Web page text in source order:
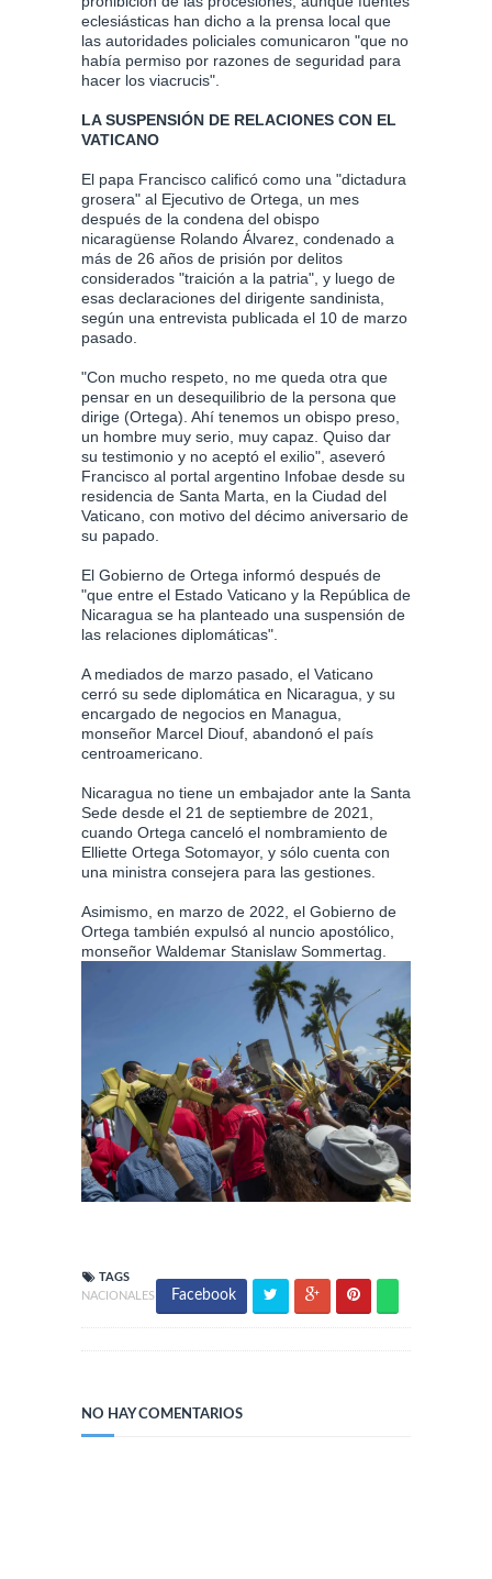
eclesiásticas han dicho a la prensa local que
las autoridades policiales comunicaron "que no
había permiso por razones de seguridad para
hacer los viacrucis".
LA SUSPENSIÓN DE RELACIONES CON EL
VATICANO
El papa Francisco calificó como una "dictadura
grosera" al Ejecutivo de Ortega, un mes
después de la condena del obispo
nicaragüense Rolando Álvarez, condenado a
más de 26 años de prisión por delitos
considerados "traición a la patria", y luego de
esas declaraciones del dirigente sandinista,
según una entrevista publicada el 10 de marzo
pasado.
"Con mucho respeto, no me queda otra que
pensar en un desequilibrio de la persona que
dirige (Ortega). Ahí tenemos un obispo preso,
un hombre muy serio, muy capaz. Quiso dar
su testimonio y no aceptó el exilio", aseveró
Francisco al portal argentino Infobae desde su
residencia de Santa Marta, en la Ciudad del
Vaticano, con motivo del décimo aniversario de
su papado.
El Gobierno de Ortega informó después de
"que entre el Estado Vaticano y la República de
Nicaragua se ha planteado una suspensión de
las relaciones diplomáticas".
A mediados de marzo pasado, el Vaticano
cerró su sede diplomática en Nicaragua, y su
encargado de negocios en Managua,
monseñor Marcel Diouf, abandonó el país
centroamericano.
Nicaragua no tiene un embajador ante la Santa
Sede desde el 21 de septiembre de 2021,
cuando Ortega canceló el nombramiento de
Elliette Ortega Sotomayor, y sólo cuenta con
una ministra consejera para las gestiones.
Asimismo, en marzo de 2022, el Gobierno de
Ortega también expulsó al nuncio apostólico,
monseñor Waldemar Stanislaw Sommertag.
TAGS
NACIONALES
Facebook
NO HAY COMENTARIOS